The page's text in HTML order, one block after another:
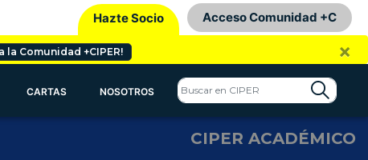
Hazte Socio Acceso Comunidad +C
a la Comunidad +CIPER! ×
CARTAS NOSOTROS
CIPER ACADÉMICO